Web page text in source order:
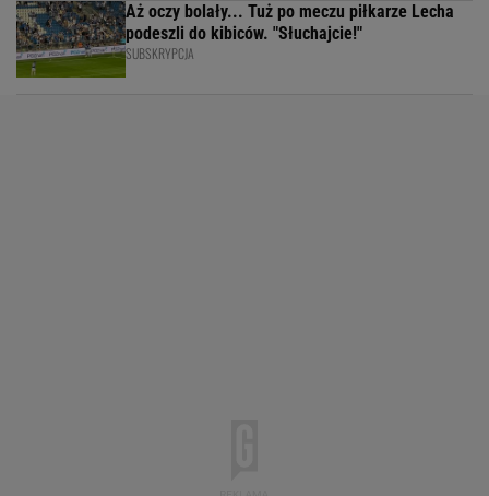
Aż oczy bolały... Tuż po meczu piłkarze Lecha
podeszli do kibiców. "Słuchajcie!"
SUBSKRYPCJA